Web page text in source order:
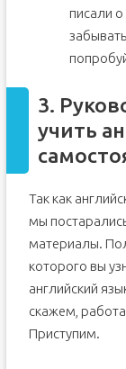
писали
3.
учить
Так как
мы
материалы.
которого вы
английский
скажем,
Приступим.